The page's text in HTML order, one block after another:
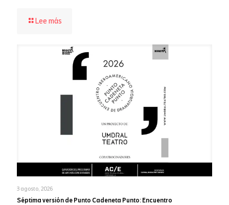
Lee más
alcanza
puntaje
récord
en
consolida
institucional
3 agosto, 2026
Séptima versión de Punto Cadeneta Punto: Encuentro